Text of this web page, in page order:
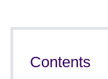
Contents